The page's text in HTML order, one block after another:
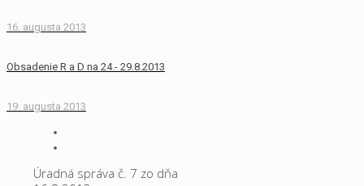
16. augusta 2013
Obsadenie R a D na 24.- 29.8.2013
19. augusta 2013
Úradná správa č. 7 zo dňa